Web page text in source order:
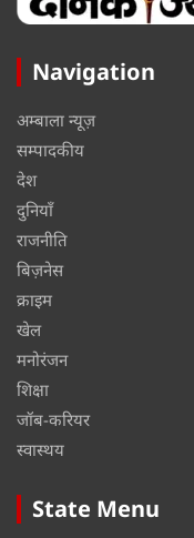
Navigation
अम्बाला न्यूज़
सम्पादकीय
देश
दुनियाँ
राजनीति
बिज़नेस
क्राइम
खेल
मनोरंजन
शिक्षा
जॉब-करियर
स्वास्थय
State Menu